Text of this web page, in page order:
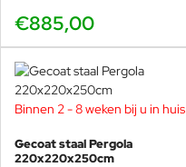
€885,00
Binnen 2 - 8 weken bij u in huis
Gecoat staal Pergola
220x220x250cm